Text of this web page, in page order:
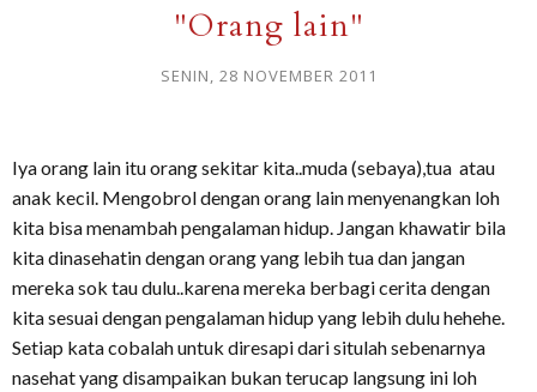
"Orang lain"
SENIN, 28 NOVEMBER 2011
Iya orang lain itu orang sekitar kita..muda (sebaya),tua atau
anak kecil. Mengobrol dengan orang lain menyenangkan loh
kita bisa menambah pengalaman hidup. Jangan khawatir bila
kita dinasehatin dengan orang yang lebih tua dan jangan
mereka sok tau dulu..karena mereka berbagi cerita dengan
kita sesuai dengan pengalaman hidup yang lebih dulu hehehe.
Setiap kata cobalah untuk diresapi dari situlah sebenarnya
nasehat yang disampaikan bukan terucap langsung ini loh